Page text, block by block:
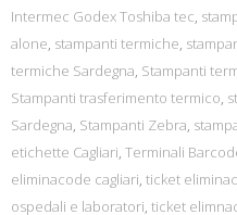
Intermec Godex Toshiba tec,
alone, stampanti termiche,
termiche Sardegna, Stampanti
Stampanti trasferimento termico,
Sardegna, Stampanti Zebra,
etichette Cagliari, Terminali
eliminacode cagliari, ticket
ospedali e laboratori, ticket